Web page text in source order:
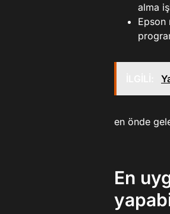
alma
Epson
en önde
En